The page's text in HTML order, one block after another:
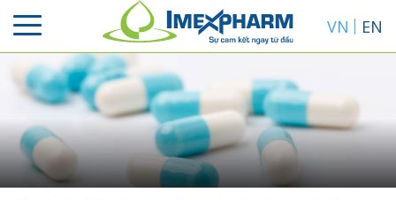
VN EN
Sắp xếp
Hiển thị